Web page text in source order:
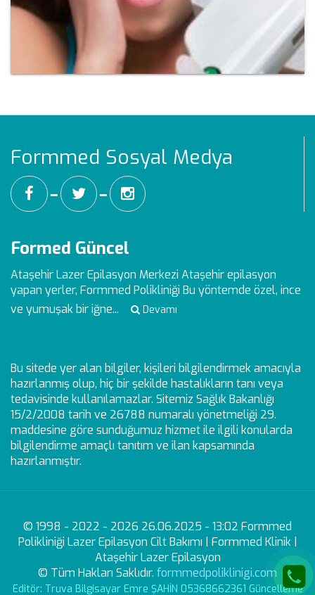
Formmed Sosyal Medya
━ ━
Formed Güncel
Ataşehir Lazer Epilasyon Merkezi Ataşehir epilasyon
yapan yerler, Formmed Polikliniği Bu yöntemde özel, ince
ve yumuşak bir iğne...
Devamı
Bu sitede yer alan bilgiler, kişileri bilgilendirmek amacıyla
hazırlanmış olup, hiç bir şekilde hastalıkların tanı veya
tedavisinde kullanılamazlar. Sitemiz Sağlık Bakanlığı
15/2/2008 tarih ve 26788 numaralı yönetmeliği 29.
maddesine göre sunduğumuz hizmet ile ilgili konularda
bilgilendirme amaçlı tanıtım ve ilan kapsamında
hazırlanmıştır.
© 1998 - 2022 - 2026 26.06.2025 - 13:02 Formmed
Polikliniği Lazer Epilasyon Cilt Bakımı | Formmed Klinik |
Ataşehir Lazer Epilasyon
© Tüm Hakları Saklıdır. formmedpoliklinigi.com
Editör: Truva Bilgisayar Emre ŞAHİN 05368662361 Güncelleme